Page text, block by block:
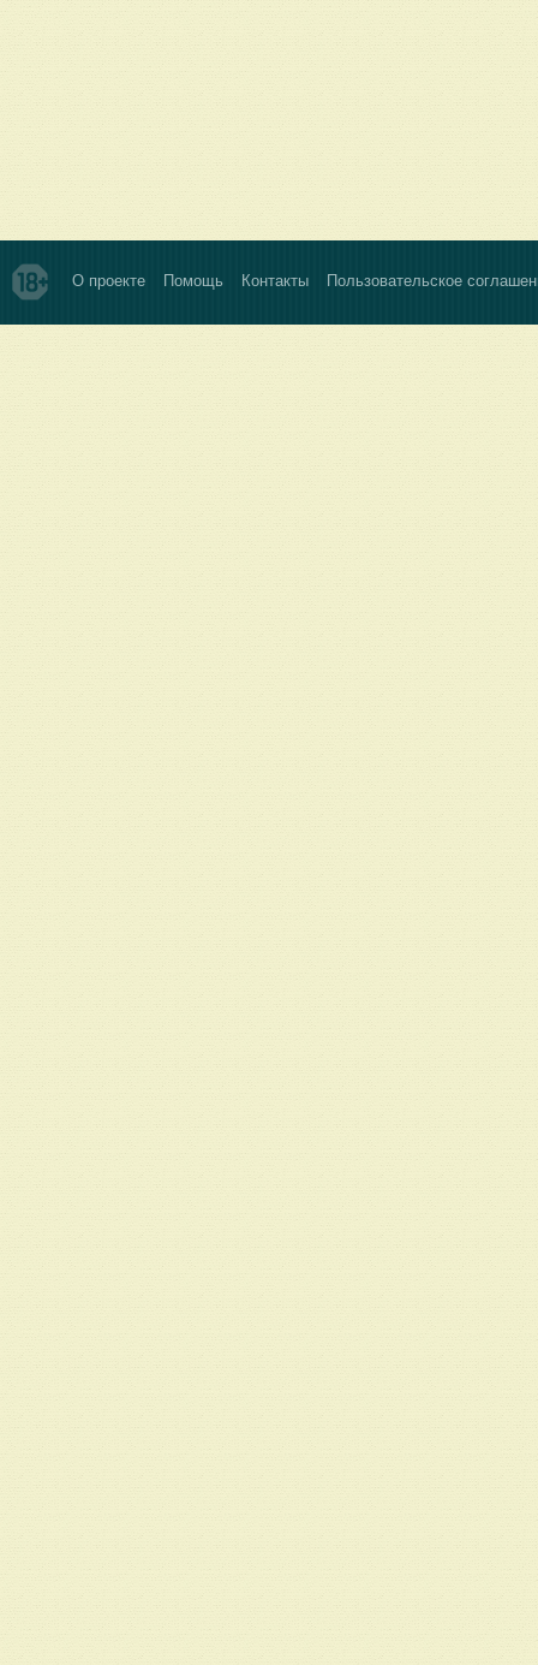
О проекте Помощь Контакты Пользовательское